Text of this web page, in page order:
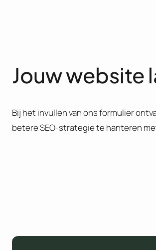
Jouw website
Bij het invullen van ons formulier
betere SEO-strategie te hanteren